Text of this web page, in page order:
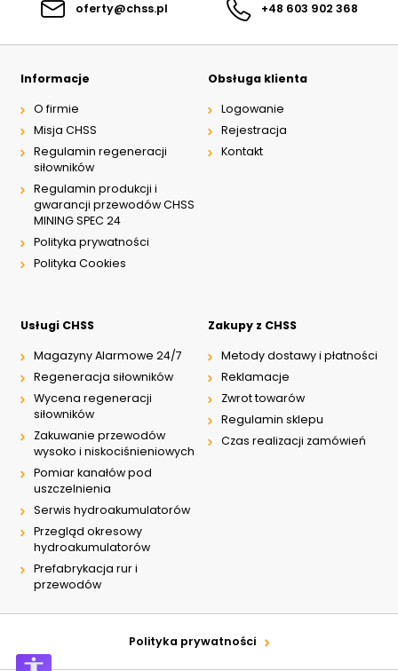
oferty@chss.pl +48 603 902 368
Informacje
O firmie
Misja CHSS
Regulamin regeneracji
siłowników
Regulamin produkcji i
gwarancji przewodów CHSS
MINING SPEC 24
Polityka prywatności
Polityka Cookies
Obsługa klienta
Logowanie
Rejestracja
Kontakt
Usługi CHSS
Magazyny Alarmowe 24/7
Regeneracja siłowników
Wycena regeneracji
siłowników
Zakuwanie przewodów
wysoko i niskociśnieniowych
Pomiar kanałów pod
uszczelnienia
Serwis hydroakumulatorów
Przegląd okresowy
hydroakumulatorów
Prefabrykacja rur i
przewodów
Zakupy z CHSS
Metody dostawy i płatności
Reklamacje
Zwrot towarów
Regulamin sklepu
Czas realizacji zamówień
Polityka prywatności